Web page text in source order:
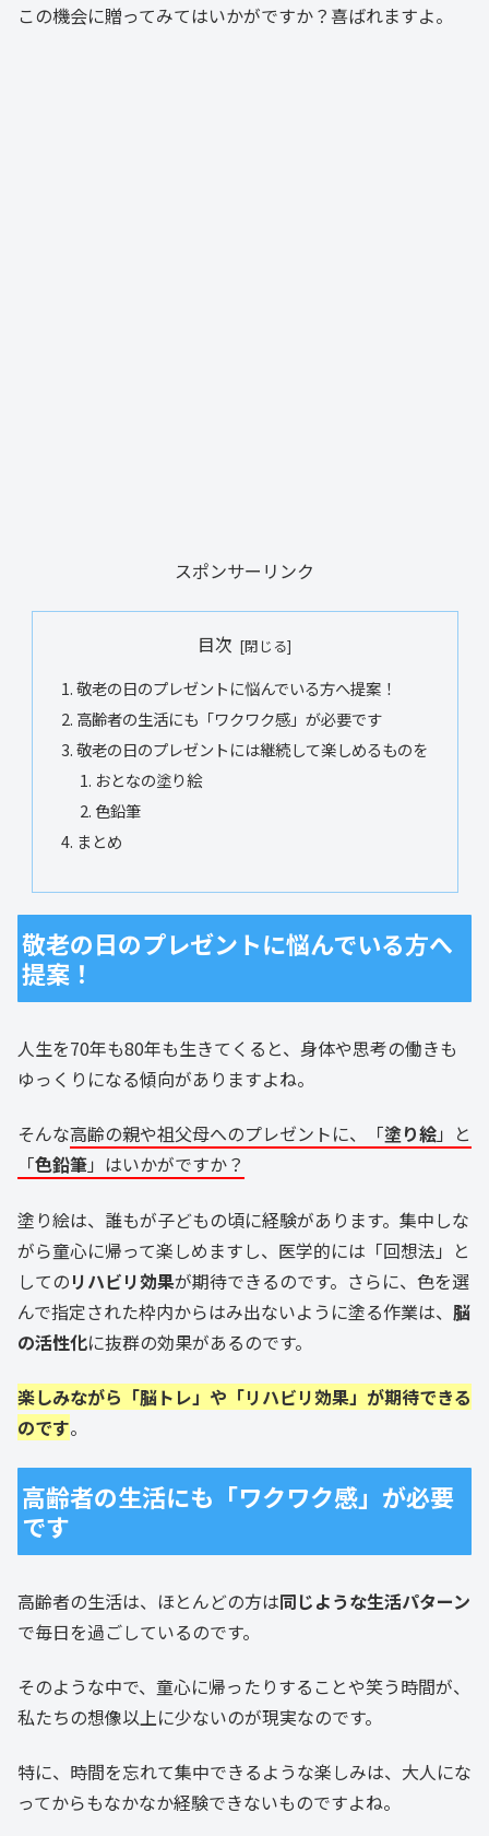
この機会に贈ってみてはいかがですか？喜ばれますよ。
スポンサーリンク
目次
敬老の日のプレゼントに悩んでいる方へ提案！
高齢者の生活にも「ワクワク感」が必要です
敬老の日のプレゼントには継続して楽しめるものを
おとなの塗り絵
色鉛筆
まとめ
敬老の日のプレゼントに悩んでいる方へ
提案！
人生を70年も80年も生きてくると、身体や思考の働きも
ゆっくりになる傾向がありますよね。
そんな高齢の親や祖父母へのプレゼントに、「塗り絵」と
「色鉛筆」はいかがですか？
塗り絵は、誰もが子どもの頃に経験があります。集中しな
がら童心に帰って楽しめますし、医学的には「回想法」と
してのリハビリ効果が期待できるのです。さらに、色を選
んで指定された枠内からはみ出ないように塗る作業は、 脳
の活性化に抜群の効果があるのです。
楽しみながら「脳トレ」や「リハビリ効果」が期待できる
のです。
高齢者の生活にも「ワクワク感」が必要
です
高齢者の生活は、ほとんどの方は同じような生活パターン
で毎日を過ごしているのです。
そのような中で、童心に帰ったりすることや笑う時間が、
私たちの想像以上に少ないのが現実なのです。
特に、時間を忘れて集中できるような楽しみは、大人にな
ってからもなかなか経験できないものですよね。